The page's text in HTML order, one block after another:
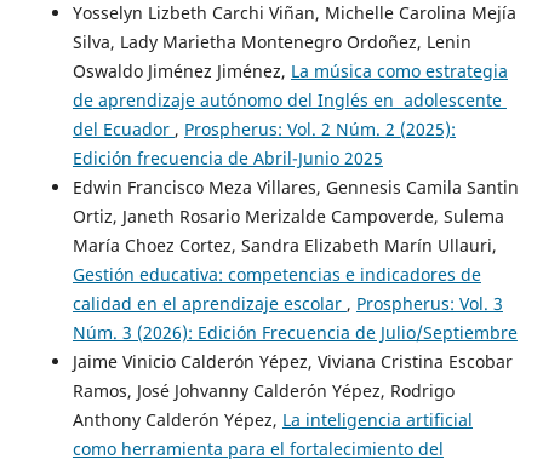
Yosselyn Lizbeth Carchi Viñan, Michelle Carolina Mejía
Silva, Lady Marietha Montenegro Ordoñez, Lenin
Oswaldo Jiménez Jiménez, La música como estrategia
de aprendizaje autónomo del Inglés en adolescente
del Ecuador , Prospherus: Vol. 2 Núm. 2 (2025):
Edición frecuencia de Abril-Junio 2025
Edwin Francisco Meza Villares, Gennesis Camila Santin
Ortiz, Janeth Rosario Merizalde Campoverde, Sulema
María Choez Cortez, Sandra Elizabeth Marín Ullauri,
Gestión educativa: competencias e indicadores de
calidad en el aprendizaje escolar , Prospherus: Vol. 3
Núm. 3 (2026): Edición Frecuencia de Julio/Septiembre
Jaime Vinicio Calderón Yépez, Viviana Cristina Escobar
Ramos, José Johvanny Calderón Yépez, Rodrigo
Anthony Calderón Yépez, La inteligencia artificial
como herramienta para el fortalecimiento del